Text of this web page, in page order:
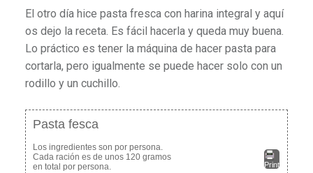
El otro día hice pasta fresca con harina integral y aquí
os dejo la receta. Es fácil hacerla y queda muy buena.
Lo práctico es tener la máquina de hacer pasta para
cortarla, pero igualmente se puede hacer solo con un
rodillo y un cuchillo.
Pasta fesca
Print
Los ingredientes son por persona.
Cada ración es de unos 120 gramos
en total por persona.